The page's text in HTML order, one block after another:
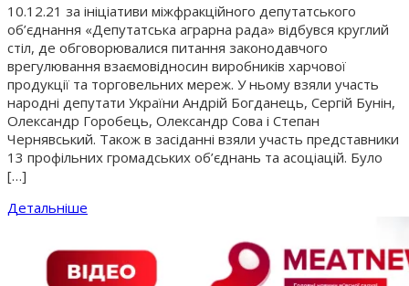
10.12.21 за ініціативи міжфракційного депутатського
об’єднання «Депутатська аграрна рада» відбувся круглий
стіл, де обговорювалися питання законодавчого
врегулювання взаємовідносин виробників харчової
продукції та торговельних мереж. У ньому взяли участь
народні депутати України Андрій Богданець, Сергій Бунін,
Олександр Горобець, Олександр Сова і Степан
Чернявський. Також в засіданні взяли участь представники
13 профільних громадських об’єднань та асоціацій. Було
[…]
Детальніше